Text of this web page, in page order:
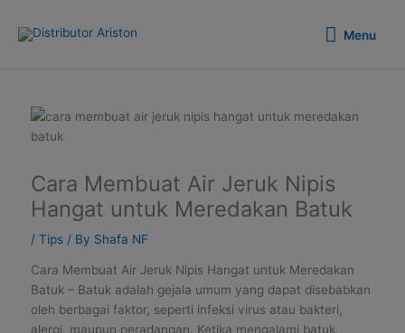
Menu
Menu
Cara Membuat Air Jeruk Nipis
Hangat untuk Meredakan Batuk
/ Tips/ By Shafa NF
Cara Membuat Air Jeruk Nipis Hangat untuk Meredakan
Batuk – Batuk adalah gejala umum yang dapat disebabkan
oleh berbagai faktor, seperti infeksi virus atau bakteri,
alergi, maupun peradangan. Ketika mengalami batuk,